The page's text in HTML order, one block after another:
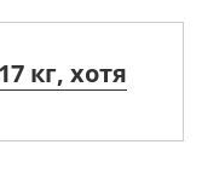
кг, хотя